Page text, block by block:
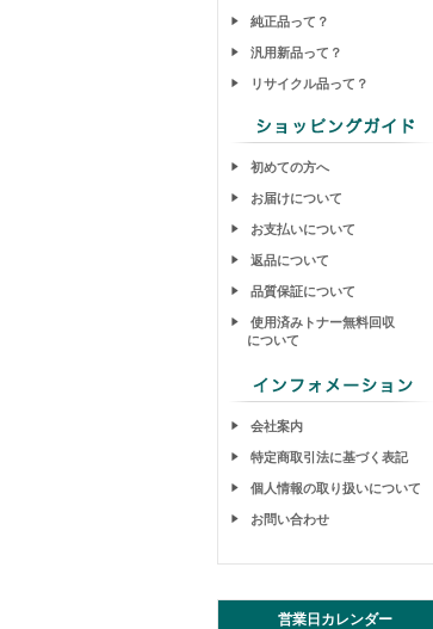
純正品って？
汎用新品って？
リサイクル品って？
初めての方へ
お届けについて
お支払いについて
返品について
品質保証について
使用済みトナー無料回収
について
会社案内
特定商取引法に基づく表記
個人情報の取り扱いについて
お問い合わせ
営業日カレンダー